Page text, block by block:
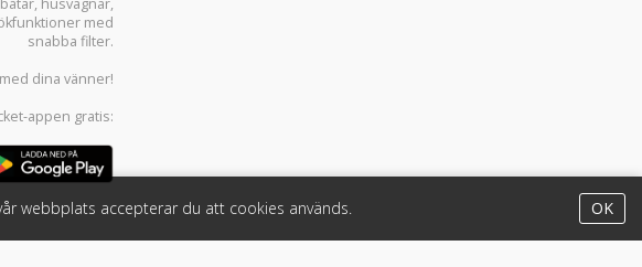
båtar, husvagnar,
med
snabba filter.
dina vänner!
appen gratis:
webbplats accepterar du att cookies används. OK